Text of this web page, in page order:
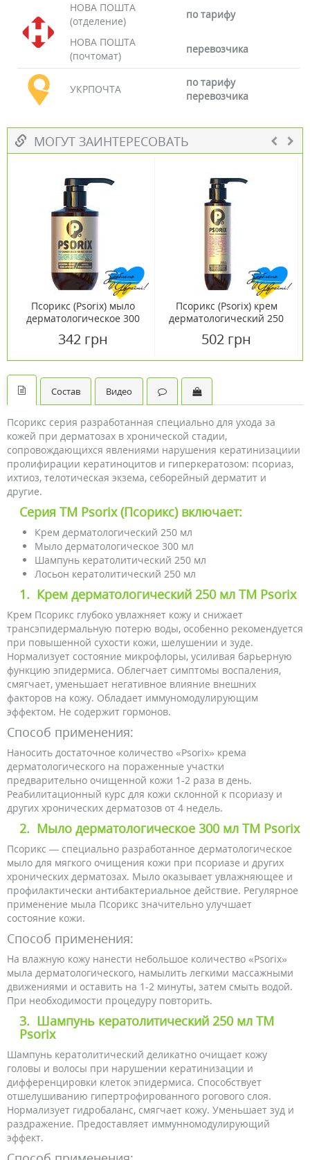
НОВА ПОШТА
(отделение)
по тарифу
НОВА ПОШТА
(почтомат)
перевозчика
УКРПОЧТА
по тарифу
перевозчика
МОГУТ ЗАИНТЕРЕСОВАТЬ
Псорикс (Psorix) мыло
дерматологическое 300
342 грн
Псорикс (Psorix) крем
дерматологический 250
502 грн
Состав Видео
Псорикс серия разработанная специально для ухода за
кожей при дерматозах в хронической стадии,
сопровождающихся явлениями нарушения кератинизациии
пролифирации кератиноцитов и гиперкератозом: псориаз,
ихтиоз, телотическая экзема, себорейный дерматит и
другие.
Серия ТМ Psorix (Псорикс) включает:
Крем дерматологический 250 мл
Мыло дерматологическое 300 мл
Шампунь кератолитический 250 мл
Лосьон кератолитический 250 мл
1. Крем дерматологический 250 мл ТМ Psorix
Крем Псорикс глубоко увлажняет кожу и снижает
трансэпидермальную потерю воды, особенно рекомендуется
при повышенной сухости кожи, шелушении и зуде.
Нормализует состояние микрофлоры, усиливая барьерную
функцию эпидермиса. Облегчает симптомы воспаления,
смягчает, уменьшает негативное влияние внешних
факторов на кожу. Обладает иммуномодулирующим
эффектом. Не содержит гормонов.
Способ применения:
Наносить достаточное количество «Psorix» крема
дерматологического на пораженные участки
предварительно очищенной кожи 1-2 раза в день.
Реабилитационный курс для кожи склонной к псориазу и
других хронических дерматозов от 4 недель.
2. Мыло дерматологическое 300 мл ТМ Psorix
Псорикс — специально разработанное дерматологическое
мыло для мягкого очищения кожи при псориазе и других
хронических дерматозах. Мыло оказывает увлажняющее и
профилактически антибактериальное действие. Регулярное
применение мыла Псорикс значительно улучшает
состояние кожи.
Способ применения:
На влажную кожу нанести небольшое количество «Psorix»
мыла дерматологического, намылить легкими массажными
движениями и оставить на 1-2 минуты, затем смыть водой.
При необходимости процедуру повторить.
3. Шампунь кератолитический 250 мл ТМ
Psorix
Шампунь кератолитический деликатно очищает кожу
головы и волосы при нарушении кератинизации и
дифференцировки клеток эпидермиса. Способствует
отшелушиванию гипертрофированного рогового слоя.
Нормализует гидробаланс, смягчает кожу. Уменьшает зуд и
раздражение. Предоставляет иммунномодулирующий
эффект.